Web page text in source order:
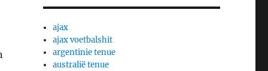
ajax
ajax voetbalshit
argentinie tenue
australië tenue